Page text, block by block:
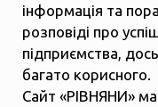
інформація та
розповіді про
підприємства,
багато корисного.
Сайт «РІВНЯНИ»